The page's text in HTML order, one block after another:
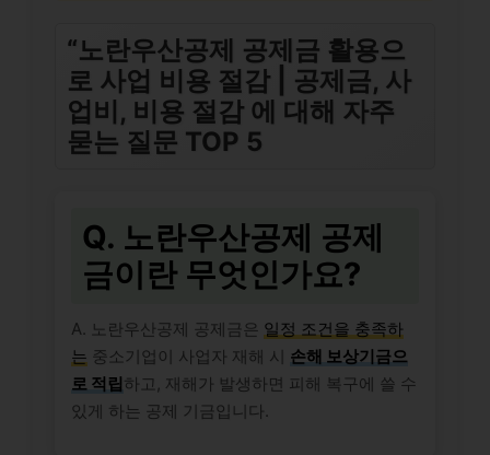
“노란우산공제 공제금 활용으
로 사업 비용 절감 | 공제금, 사
업비, 비용 절감 에 대해 자주
묻는 질문 TOP 5
Q. 노란우산공제 공제
금이란 무엇인가요?
A. 노란우산공제 공제금은 일정 조건을 충족하
는 중소기업이 사업자 재해 시 손해 보상기금으
로 적립하고, 재해가 발생하면 피해 복구에 쓸 수
있게 하는 공제 기금입니다.